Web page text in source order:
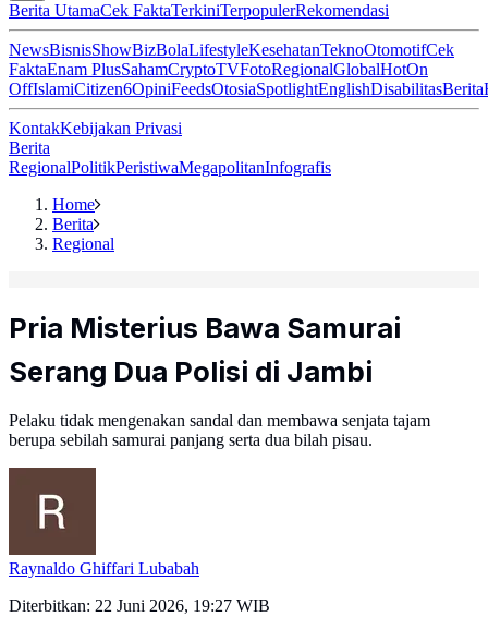
Berita UtamaCek FaktaTerkiniTerpopulerRekomendasi
NewsBisnisShowBizBolaLifestyleKesehatanTeknoOtomotifCek
FaktaEnam PlusSahamCryptoTVFotoRegionalGlobalHotOn
OffIslamiCitizen6OpiniFeedsOtosiaSpotlightEnglishDisabilitasBerita
KontakKebijakan Privasi
Berita
RegionalPolitikPeristiwaMegapolitanInfografis
Home
Berita
Regional
Pria Misterius Bawa Samurai
Serang Dua Polisi di Jambi
Pelaku tidak mengenakan sandal dan membawa senjata tajam
berupa sebilah samurai panjang serta dua bilah pisau.
Raynaldo Ghiffari Lubabah
Diterbitkan: 22 Juni 2026, 19:27 WIB